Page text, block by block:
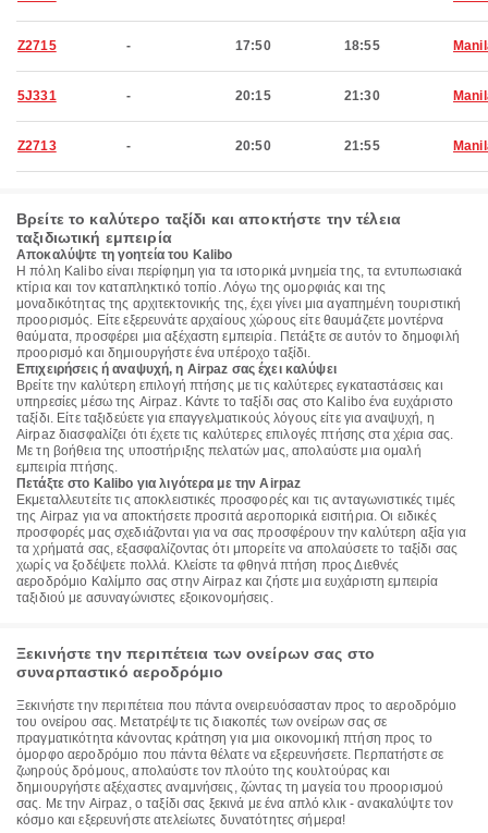
Z2715 - 17:50 18:55
5J331 - 20:15 21:30
Z2713 - 20:50 21:55
Βρείτε το καλύτερο ταξίδι και αποκτήστε την τέλεια
ταξιδιωτική εμπειρία
Αποκαλύψτε τη γοητεία του Kalibo
Η πόλη Kalibo είναι περίφημη για τα ιστορικά μνημεία της, τα εντυπωσιακά
κτίρια και τον καταπληκτικό τοπίο. Λόγω της ομορφιάς και της
μοναδικότητας της αρχιτεκτονικής της, έχει γίνει μια αγαπημένη τουριστική
προορισμός. Είτε εξερευνάτε αρχαίους χώρους είτε θαυμάζετε μοντέρνα
θαύματα, προσφέρει μια αξέχαστη εμπειρία. Πετάξτε σε αυτόν το δημοφιλή
προορισμό και δημιουργήστε ένα υπέροχο ταξίδι.
Επιχειρήσεις ή αναψυχή, η Airpaz σας έχει καλύψει
Βρείτε την καλύτερη επιλογή πτήσης με τις καλύτερες εγκαταστάσεις και
υπηρεσίες μέσω της Airpaz. Κάντε το ταξίδι σας στο Kalibo ένα ευχάριστο
ταξίδι. Είτε ταξιδεύετε για επαγγελματικούς λόγους είτε για αναψυχή, η
Airpaz διασφαλίζει ότι έχετε τις καλύτερες επιλογές πτήσης στα χέρια σας.
Με τη βοήθεια της υποστήριξης πελατών μας, απολαύστε μια ομαλή
εμπειρία πτήσης.
Πετάξτε στο Kalibo για λιγότερα με την Airpaz
Εκμεταλλευτείτε τις αποκλειστικές προσφορές και τις ανταγωνιστικές τιμές
της Airpaz για να αποκτήσετε προσιτά αεροπορικά εισιτήρια. Οι ειδικές
προσφορές μας σχεδιάζονται για να σας προσφέρουν την καλύτερη αξία για
τα χρήματά σας, εξασφαλίζοντας ότι μπορείτε να απολαύσετε το ταξίδι σας
χωρίς να ξοδέψετε πολλά. Κλείστε τα φθηνά πτήση προς Διεθνές
αεροδρόμιο Καλίμπο σας στην Airpaz και ζήστε μια ευχάριστη εμπειρία
ταξιδιού με ασυναγώνιστες εξοικονομήσεις.
Ξεκινήστε την περιπέτεια των ονείρων σας στο
συναρπαστικό αεροδρόμιο
Ξεκινήστε την περιπέτεια που πάντα ονειρευόσασταν προς το αεροδρόμιο
του ονείρου σας. Μετατρέψτε τις διακοπές των ονείρων σας σε
πραγματικότητα κάνοντας κράτηση για μια οικονομική πτήση προς το
όμορφο αεροδρόμιο που πάντα θέλατε να εξερευνήσετε. Περπατήστε σε
ζωηρούς δρόμους, απολαύστε τον πλούτο της κουλτούρας και
δημιουργήστε αξέχαστες αναμνήσεις, ζώντας τη μαγεία του προορισμού
σας. Με την Airpaz, ο ταξίδι σας ξεκινά με ένα απλό κλικ - ανακαλύψτε τον
κόσμο και εξερευνήστε ατελείωτες δυνατότητες σήμερα!